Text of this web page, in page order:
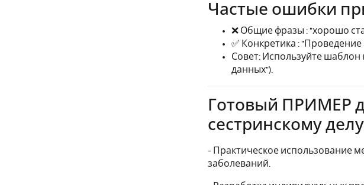
Частые ошибки
❌ Общие фразы : "хорошо
✅ Конкретика :
Совет: Используйте
данных").
Готовый ПРИМЕР
сестринскому
- Практическое использование
заболеваний.